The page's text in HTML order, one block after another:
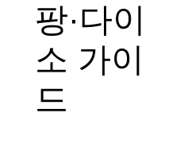
팡·다이
소 가이
드